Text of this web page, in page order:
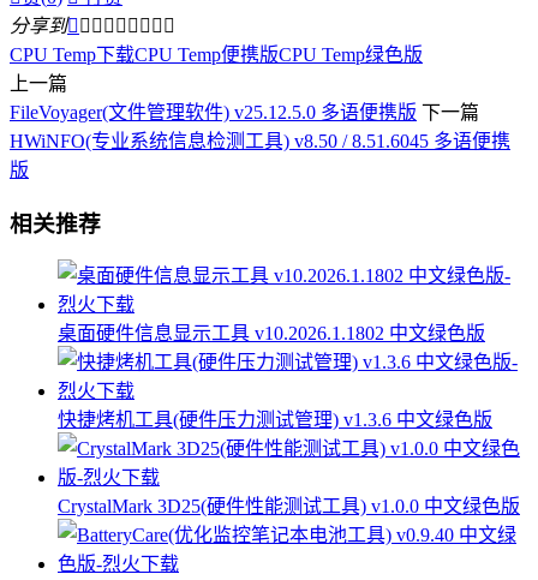
分享到        
CPU Temp下载CPU Temp便携版CPU Temp绿色版
上一篇
FileVoyager(文件管理软件) v25.12.5.0 多语便携版 下一篇
HWiNFO(专业系统信息检测工具) v8.50 / 8.51.6045 多语便携
版
相关推荐
桌面硬件信息显示工具 v10.2026.1.1802 中文绿色版
快捷烤机工具(硬件压力测试管理) v1.3.6 中文绿色版
CrystalMark 3D25(硬件性能测试工具) v1.0.0 中文绿色版